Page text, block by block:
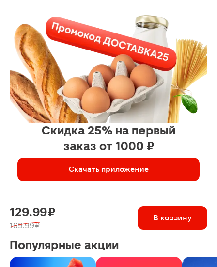
Скидка 25% на первый
заказ от 1000 ₽
Скачать приложение
129.99 ₽
169.99 ₽
В корзину
Популярные акции